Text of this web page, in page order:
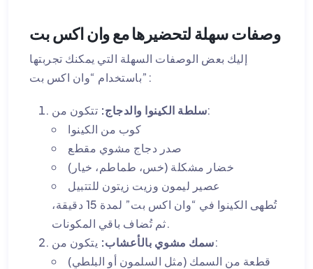
وصفات سهلة لتحضيرها مع وان اكس بت
إليك بعض الوصفات السهلة التي يمكنك تجربتها
باستخدام “وان اكس بت”:
سلطة الكينوا والدجاج:تتكون من:
كوب من الكينوا
صدر دجاج مشوي مقطع
خضار مشكلة (خس، طماطم، خيار)
عصير ليمون وزيت زيتون للتتبيل
تُطهى الكينوا في “وان اكس بت” لمدة 15 دقيقة،
ثم تُضاف باقي المكونات.
سمك مشوي بالأعشاب:يتكون من:
قطعة من السمك (مثل السلمون أو البلطي)